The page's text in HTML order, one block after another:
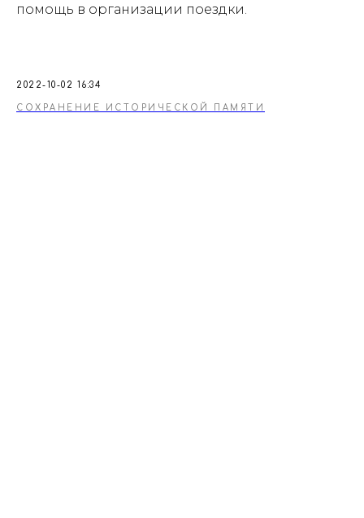
помощь в организации поездки.
2022-10-02 16:34
СОХРАНЕНИЕ ИСТОРИЧЕСКОЙ ПАМЯТИ